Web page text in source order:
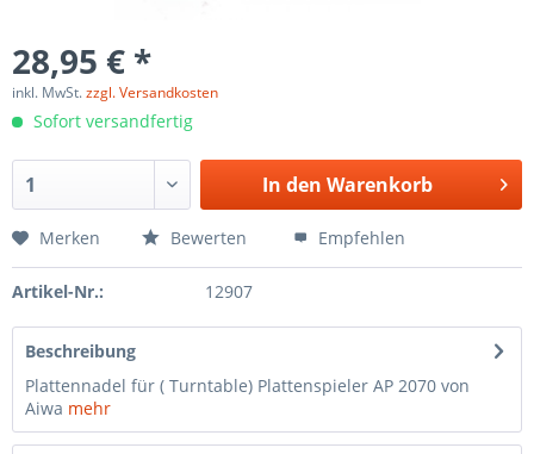
28,95 € *
inkl. MwSt.zzgl. Versandkosten
Sofort versandfertig
In den Warenkorb
Merken Bewerten Empfehlen
Artikel-Nr.: 12907
Beschreibung
Plattennadel für ( Turntable) Plattenspieler AP 2070 von
Aiwa mehr